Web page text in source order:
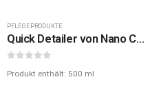
PFLEGEPRODUKTE
Quick Detailer von Nano Ceramic Protect
Produkt enthält: 500 ml